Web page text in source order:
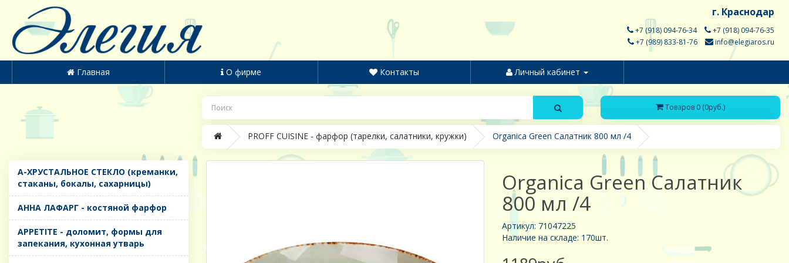
г. Краснодар
+7 (918) 094-76-34
+7 (918) 094-76-35
+7 (989) 833-81-76
info@elegiaros.ru
Главная О фирме Контакты Личный кабинет
Товаров 0 (0руб.)
PROFF CUISINE - фарфор (тарелки, салатники, кружки) Organica Green Салатник 800 мл /4
A-ХРУСТАЛЬНОЕ СТЕКЛО (креманки,
стаканы, бокалы, сахарницы)
AHHA ЛАФАРГ - костяной фарфор
APPETITE - доломит, формы для
запекания, кухонная утварь
Organica Green Салатник
800 мл /4
Артикул: 71047225
Наличие на складе: 170шт.